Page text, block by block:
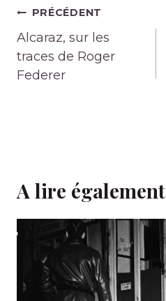
Navigation
de
l’article
PRÉCÉDENT
Alcaraz, sur les
traces de Roger
Federer
A lire également